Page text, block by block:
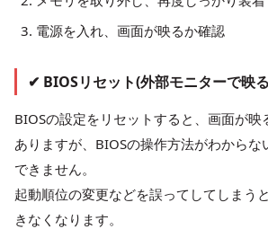
電源を入れ、画面が映るか確認
✔ BIOSリセット(外部モニターで映
BIOSの設定をリセットすると、画面が映
ありますが、BIOSの操作方法がわからな
できません。
起動順位の変更などを誤ってしてしまう
きなくなります。